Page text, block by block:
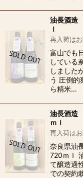
油長酒造
ｌ
再入荷は
富山でも
している
しました
う 圧倒的
ら精米…
油長酒造
ｍｌ
再入荷は
奈良県油
720ｍｌ
て醸造適
での契約